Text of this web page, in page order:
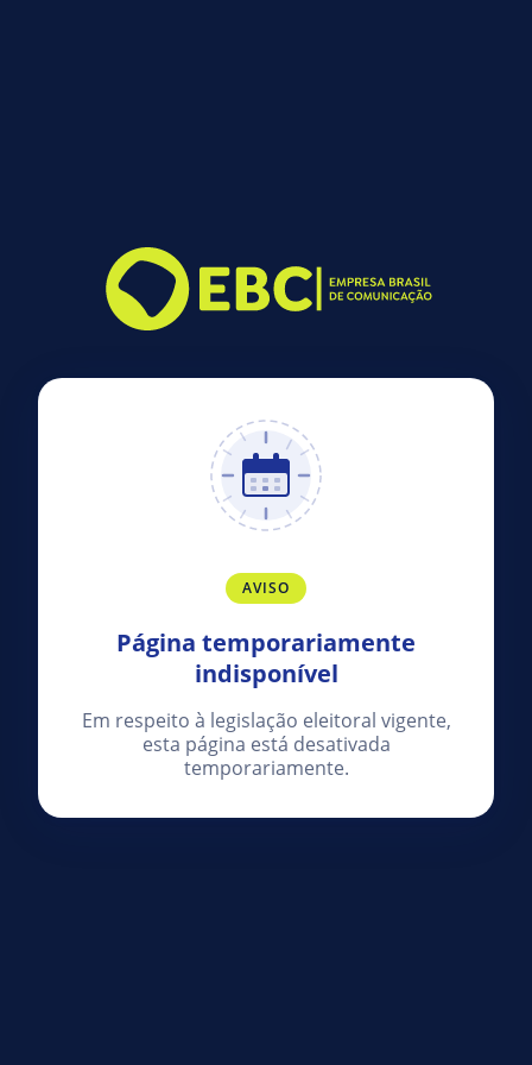
AVISO
Página temporariamente
indisponível
Em respeito à legislação eleitoral vigente,
esta página está desativada
temporariamente.